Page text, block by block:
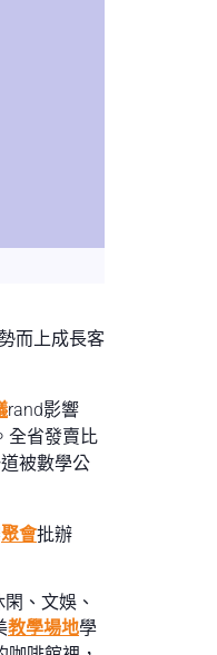
而上成長客
rand影響
全省發賣比
被數學公
聚會批辦
、文娛、
教學場地學